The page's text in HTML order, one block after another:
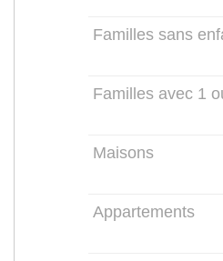
Familles sans
Familles avec 1
Maisons
Appartements